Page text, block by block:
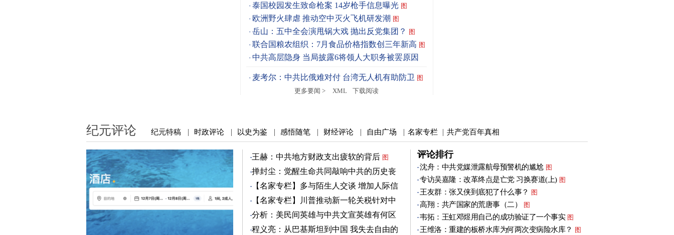
泰国校园发生致命枪案 14岁枪手信息曝光 图
欧洲野火肆虐 推动空中灭火飞机研发潮 图
岳山：五中全会演甩锅大戏 抛出反党集团？ 图
联合国粮农组织：7月食品价格指数创三年新高 图
中共高层隐身 当局披露6将领人大职务被罢原因
麦考尔：中共比俄难对付 台湾无人机有助防卫 图
更多要闻 >
XML 下载阅读
纪元评论 纪元特稿 | 时政评论 | 以史为鉴 | 感悟随笔 | 财经评论 | 自由广场 | 名家专栏 | 共产党百年真相
王赫：中共地方财政支出疲软的背后 图
掸封尘：觉醒生命共同敲响中共的历史丧
钟 图
【名家专栏】多与陌生人交谈 增加人际信
任 图
【名家专栏】川普推动新一轮关税针对中
共 图
分析：美民间英雄与中共文宣英雄有何区
别 图
程义亮：从巴基斯坦到中国 我失去自由的
评论排行
沈舟：中共党媒泄露航母预警机的尴尬 图
专访吴嘉隆：改革终点是亡党 习换赛道(上) 图
王友群：张又侠到底犯了什么事？ 图
高翔：共产国家的荒唐事（二） 图
韦拓：王虹邓煜用自己的成功验证了一个事实 图
王维洛：重建的板桥水库为何两次变病险水库？ 图